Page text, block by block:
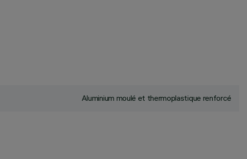
Aluminium moulé et thermoplastique renforcé